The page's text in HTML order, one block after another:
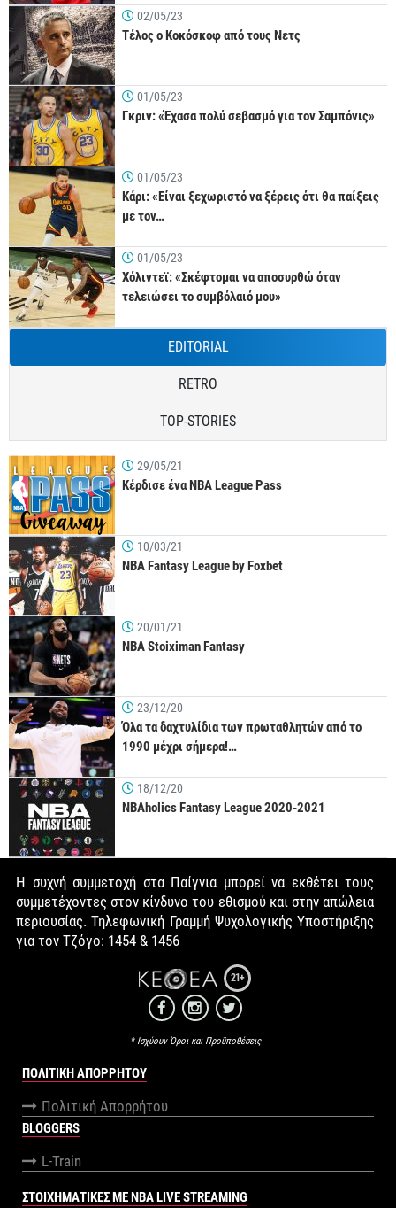
02/05/23
Τέλος ο Κοκόσκοφ από τους Νετς
01/05/23
Γκριν: «Έχασα πολύ σεβασμό για τον Σαμπόνις»
01/05/23
Κάρι: «Είναι ξεχωριστό να ξέρεις ότι θα παίξεις
με τον…
01/05/23
Χόλιντεϊ: «Σκέφτομαι να αποσυρθώ όταν
τελειώσει το συμβόλαιό μου»
EDITORIAL
RETRO
TOP-STORIES
29/05/21
Κέρδισε ένα NBA League Pass
10/03/21
NBA Fantasy League by Foxbet
20/01/21
NBA Stoiximan Fantasy
23/12/20
Όλα τα δαχτυλίδια των πρωταθλητών από το
1990 μέχρι σήμερα!…
18/12/20
NBAholics Fantasy League 2020-2021
Η συχνή συμμετοχή στα Παίγνια μπορεί να εκθέτει τους
συμμετέχοντες στον κίνδυνο του εθισμού και στην απώλεια
περιουσίας. Τηλεφωνική Γραμμή Ψυχολογικής Υποστήριξης
για τον Τζόγο: 1454 & 1456
21+
* Ισχύουν Όροι και Προϋποθέσεις
ΠΟΛΙΤΙΚΉ ΑΠΟΡΡΉΤΟΥ
Πολιτική Απορρήτου
BLOGGERS
L-Train
ΣΤΟΙΧΗΜΑΤΙΚΕΣ ΜΕ NBA LIVE STREAMING